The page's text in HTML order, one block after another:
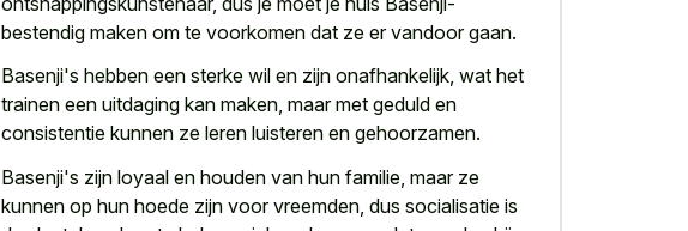
bestendig maken om te voorkomen dat ze er vandoor gaan.
Basenji's hebben een sterke wil en zijn onafhankelijk, wat het
trainen een uitdaging kan maken, maar met geduld en
consistentie kunnen ze leren luisteren en gehoorzamen.
Basenji's zijn loyaal en houden van hun familie, maar ze
kunnen op hun hoede zijn voor vreemden, dus socialisatie is